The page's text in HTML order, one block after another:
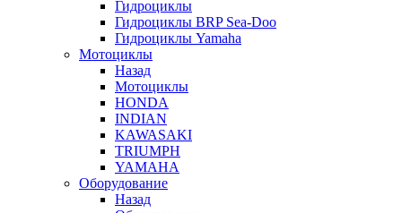
Гидроциклы
Гидроциклы BRP Sea-Doo
Гидроциклы Yamaha
Мотоциклы
Назад
Мотоциклы
HONDA
INDIAN
KAWASAKI
TRIUMPH
YAMAHA
Оборудование
Назад